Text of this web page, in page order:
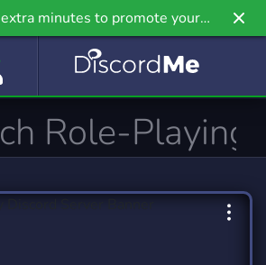
minutes to promote your
further on Griv.io, our newest